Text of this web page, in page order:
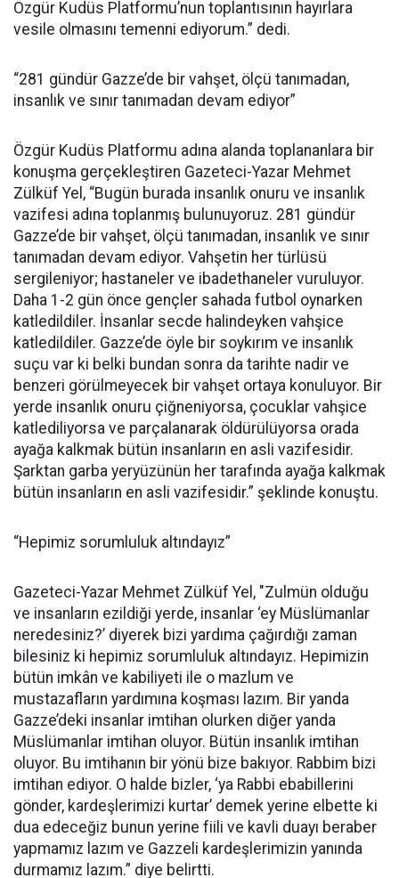
Özgür Kudüs Platformu’nun toplantısının hayırlara
vesile olmasını temenni ediyorum.” dedi.
“281 gündür Gazze’de bir vahşet, ölçü tanımadan,
insanlık ve sınır tanımadan devam ediyor”
Özgür Kudüs Platformu adına alanda toplananlara bir
konuşma gerçekleştiren Gazeteci-Yazar Mehmet
Zülküf Yel, “Bugün burada insanlık onuru ve insanlık
vazifesi adına toplanmış bulunuyoruz. 281 gündür
Gazze’de bir vahşet, ölçü tanımadan, insanlık ve sınır
tanımadan devam ediyor. Vahşetin her türlüsü
sergileniyor; hastaneler ve ibadethaneler vuruluyor.
Daha 1-2 gün önce gençler sahada futbol oynarken
katledildiler. İnsanlar secde halindeyken vahşice
katledildiler. Gazze’de öyle bir soykırım ve insanlık
suçu var ki belki bundan sonra da tarihte nadir ve
benzeri görülmeyecek bir vahşet ortaya konuluyor. Bir
yerde insanlık onuru çiğneniyorsa, çocuklar vahşice
katlediliyorsa ve parçalanarak öldürülüyorsa orada
ayağa kalkmak bütün insanların en asli vazifesidir.
Şarktan garba yeryüzünün her tarafında ayağa kalkmak
bütün insanların en asli vazifesidir.” şeklinde konuştu.
“Hepimiz sorumluluk altındayız”
Gazeteci-Yazar Mehmet Zülküf Yel, "Zulmün olduğu
ve insanların ezildiği yerde, insanlar ‘ey Müslümanlar
neredesiniz?’ diyerek bizi yardıma çağırdığı zaman
bilesiniz ki hepimiz sorumluluk altındayız. Hepimizin
bütün imkân ve kabiliyeti ile o mazlum ve
mustazafların yardımına koşması lazım. Bir yanda
Gazze’deki insanlar imtihan olurken diğer yanda
Müslümanlar imtihan oluyor. Bütün insanlık imtihan
oluyor. Bu imtihanın bir yönü bize bakıyor. Rabbim bizi
imtihan ediyor. O halde bizler, ‘ya Rabbi ebabillerini
gönder, kardeşlerimizi kurtar’ demek yerine elbette ki
dua edeceğiz bunun yerine fiili ve kavli duayı beraber
yapmamız lazım ve Gazzeli kardeşlerimizin yanında
durmamız lazım.” diye belirtti.